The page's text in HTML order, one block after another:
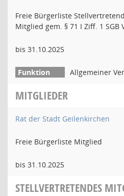
Freie Bürgerliste
Mitglied gem. § 71 I Ziff. 1 SGB
bis 31.10.2025
Allgemeiner
MITGLIEDER
Rat der Stadt Geilenkirchen
Freie Bürgerliste Mitglied
bis 31.10.2025
STELLVERTRETENDES